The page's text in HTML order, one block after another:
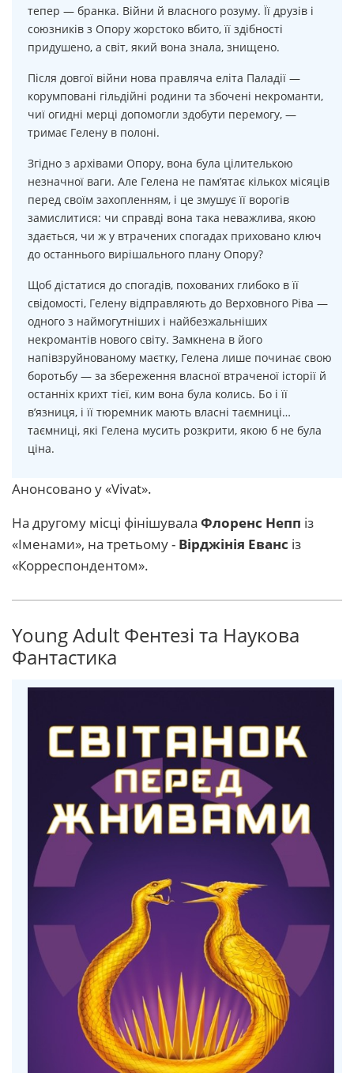
тепер — бранка. Війни й власного розуму. Її друзів і
союзників з Опору жорстоко вбито, її здібності
придушено, а світ, який вона знала, знищено.
Після довгої війни нова правляча еліта Паладії —
корумповані гільдійні родини та збочені некроманти,
чиї огидні мерці допомогли здобути перемогу, —
тримає Гелену в полоні.
Згідно з архівами Опору, вона була цілителькою
незначної ваги. Але Гелена не пам’ятає кількох місяців
перед своїм захопленням, і це змушує її ворогів
замислитися: чи справді вона така неважлива, якою
здається, чи ж у втрачених спогадах приховано ключ
до останнього вирішального плану Опору?
Щоб дістатися до спогадів, похованих глибоко в її
свідомості, Гелену відправляють до Верховного Ріва —
одного з наймогутніших і найбезжальніших
некромантів нового світу. Замкнена в його
напівзруйнованому маєтку, Гелена лише починає свою
боротьбу — за збереження власної втраченої історії й
останніх крихт тієї, ким вона була колись. Бо і її
в’язниця, і її тюремник мають власні таємниці…
таємниці, які Гелена мусить розкрити, якою б не була
ціна.
Анонсовано у «Vivat».
На другому місці фінішувала Флоренс Непп із
«Іменами», на третьому - Вірджінія Еванс із
«Корреспондентом».
Young Adult Фентезі та Наукова
Фантастика